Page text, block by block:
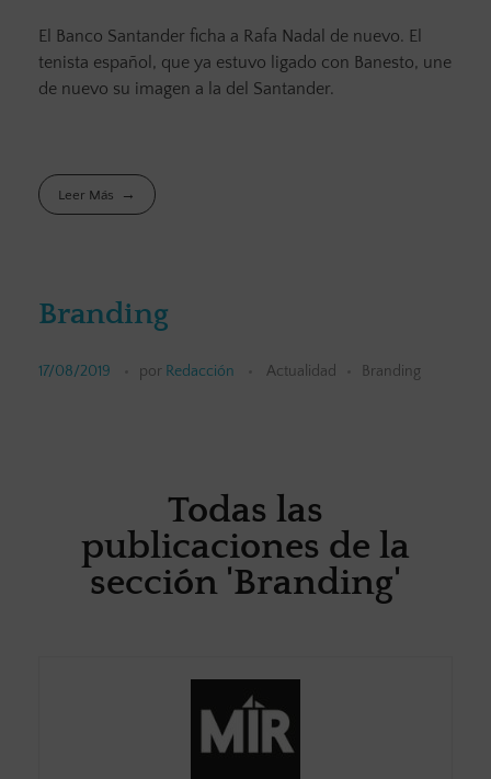
El Banco Santander ficha a Rafa Nadal de nuevo. El
tenista español, que ya estuvo ligado con Banesto, une
de nuevo su imagen a la del Santander.
Leer Más
Branding
17/08/2019 por Redacción Actualidad Branding
Todas las
publicaciones de la
sección 'Branding'